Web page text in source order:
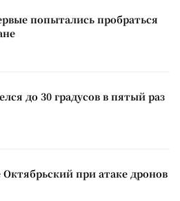
попытались пробраться
до 30 градусов в пятый раз
при атаке дронов